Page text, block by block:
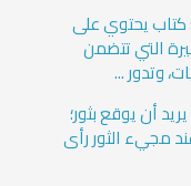
كتاب يحتوي على
التي تتضمن
وتدور ...
أن يوقع بثور؛
مجيء الثور رأى